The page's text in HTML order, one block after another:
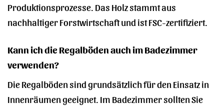
Produktionsprozesse. Das Holz stammt aus
nachhaltiger Forstwirtschaft und ist FSC-zertifiziert.
Kann ich die Regalböden auch im Badezimmer
verwenden?
Die Regalböden sind grundsätzlich für den Einsatz in
Innenräumen geeignet. Im Badezimmer sollten Sie